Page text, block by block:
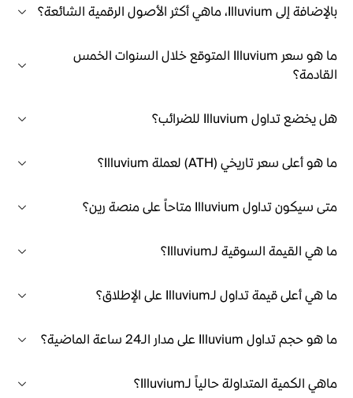
بالإضافة إلى Illuvium، ماهي أكثر الأصول الرقمية الشائعة؟
ما هو سعر Illuvium المتوقع خلال السنوات الخمس
القادمة؟
هل يخضع تداول Illuvium للضرائب؟
ما هو أعلى سعر تاريخي (ATH) لعملة Illuvium؟
متى سيكون تداول Illuvium متاحاً على منصة رين؟
ما هي القيمة السوقية لـIlluvium؟
ما هي أعلى قيمة تداول لـIlluvium على الإطلاق؟
ما هو حجم تداول Illuvium على مدار الـ24 ساعة الماضية؟
ماهي الكمية المتداولة حالياً لـIlluvium؟